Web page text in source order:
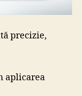
precizie,
aplicarea